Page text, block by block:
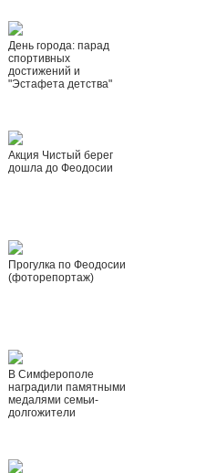
День города: парад
спортивных
достижений и
"Эстафета детства"
Акция Чистый берег
дошла до Феодосии
Прогулка по Феодосии
(фоторепортаж)
В Симферополе
наградили памятными
медалями семьи-
долгожители